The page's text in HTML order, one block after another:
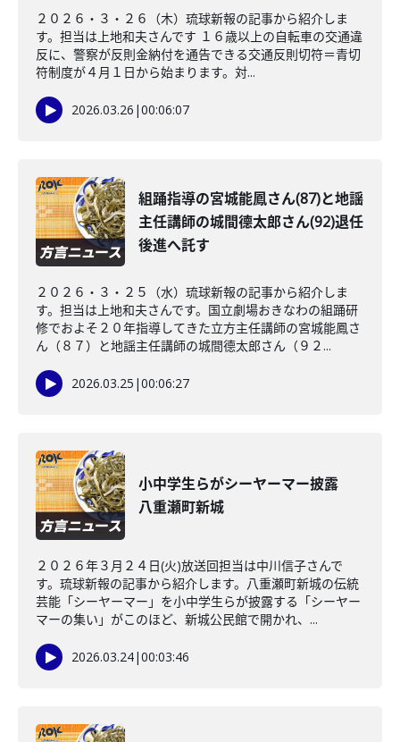
２０２６・３・２６（木）琉球新報の記事から紹介しま
す。担当は上地和夫さんです １６歳以上の自転車の交通違
反に、警察が反則金納付を通告できる交通反則切符＝青切
符制度が４月１日から始まります。対...
2026.03.26 |00:06:07
組踊指導の宮城能鳳さん(87)と地謡
主任講師の城間德太郎さん(92)退任
後進へ託す
２０２６・３・２５（水）琉球新報の記事から紹介しま
す。担当は上地和夫さんです。国立劇場おきなわの組踊研
修でおよそ２０年指導してきた立方主任講師の宮城能鳳さ
ん（８７）と地謡主任講師の城間德太郎さん（９２...
2026.03.25 |00:06:27
小中学生らがシーヤーマー披露
八重瀬町新城
２０２６年３月２４日(火)放送回担当は中川信子さんで
す。琉球新報の記事から紹介します。八重瀬町新城の伝統
芸能「シーヤーマー」を小中学生らが披露する「シーヤー
マーの集い」がこのほど、新城公民館で開かれ、...
2026.03.24|00:03:46